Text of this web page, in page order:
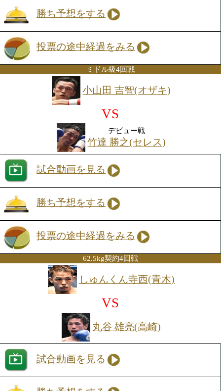
試合動画を見る
勝ち予想をする
投票の途中経過をみる
58.0kg契約4回戦
針生 健克(REBOOT)
榑井 勇輝(EBISU)
試合動画を見る
勝ち予想をする
投票の途中経過をみる
小山田 吉智(オザキ)